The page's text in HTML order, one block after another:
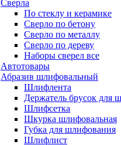
Сверла
По стеклу и керамике
Сверло по бетону
Сверло по металлу
Сверло по дереву
Наборы сверел все
Автотовары
Абразив шлифовальный
Шлифлента
Держатель брусок для
Шлифсетка
Шкурка шлифовальная
Губка для шлифования
Шлифлист